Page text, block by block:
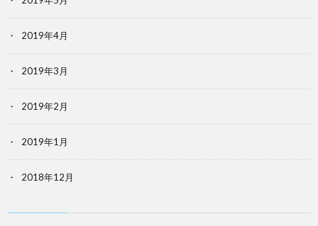
2019年4月
2019年3月
2019年2月
2019年1月
2018年12月